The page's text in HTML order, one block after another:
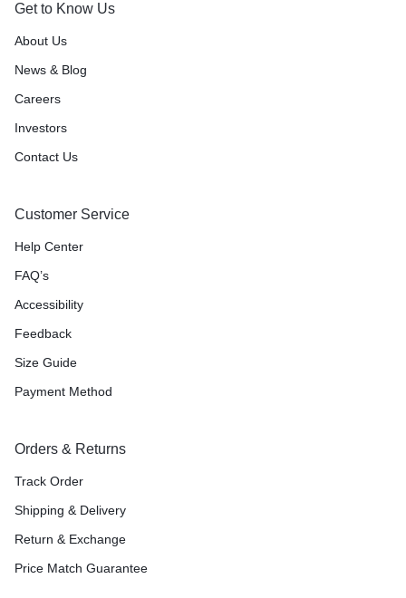
Get to Know Us
About Us
News & Blog
Careers
Investors
Contact Us
Customer Service
Help Center
FAQ’s
Accessibility
Feedback
Size Guide
Payment Method
Orders & Returns
Track Order
Shipping & Delivery
Return & Exchange
Price Match Guarantee